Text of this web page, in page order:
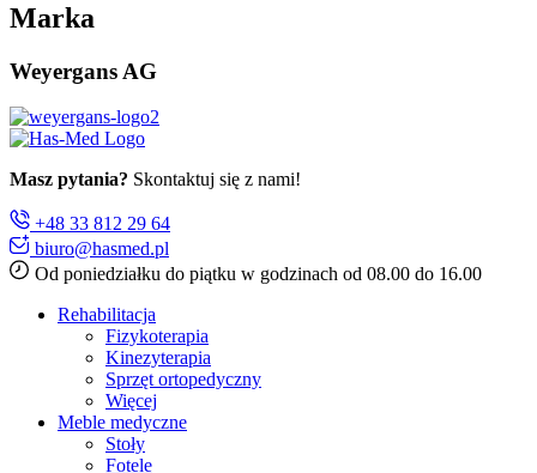
Marka
Weyergans AG
Masz pytania? Skontaktuj się z nami!
+48 33 812 29 64
biuro@hasmed.pl
Od poniedziałku do piątku w godzinach od 08.00 do 16.00
Rehabilitacja
Fizykoterapia
Kinezyterapia
Sprzęt ortopedyczny
Więcej
Meble medyczne
Stoły
Fotele